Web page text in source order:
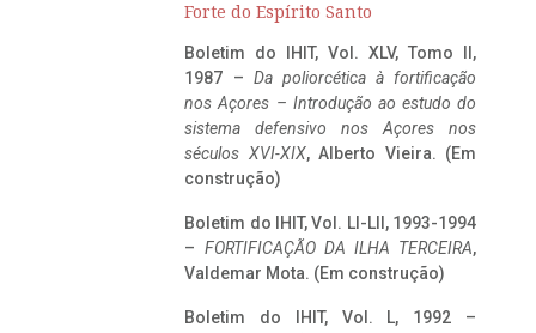
Forte do Espírito Santo
Boletim do IHIT, Vol. XLV, Tomo II,
1987 – Da poliorcética à fortificação
nos Açores – Introdução ao estudo do
sistema defensivo nos Açores nos
séculos XVI-XIX, Alberto Vieira. (Em
construção)
Boletim do IHIT, Vol. LI-LII, 1993-1994
– FORTIFICAÇÃO DA ILHA TERCEIRA,
Valdemar Mota. (Em construção)
Boletim do IHIT, Vol. L, 1992 –